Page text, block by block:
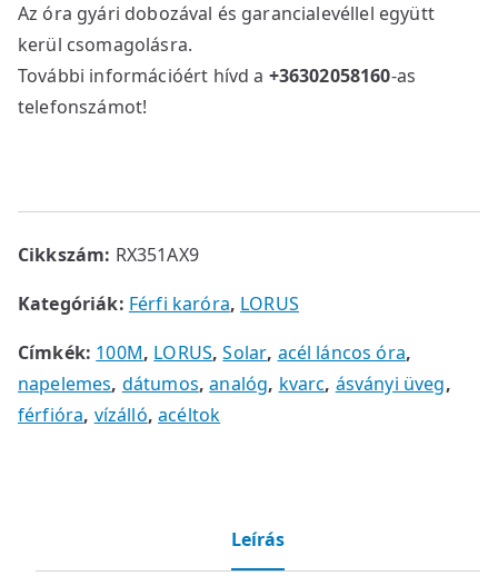
Az óra gyári dobozával és garancialevéllel együtt
kerül csomagolásra.
További információért hívd a +36302058160-as
telefonszámot!
Cikkszám: RX351AX9
Kategóriák: Férfi karóra, LORUS
Címkék: 100M, LORUS,Solar, acél láncos óra,
napelemes, dátumos,analóg, kvarc, ásványi üveg,
férfióra, vízálló,acéltok
Leírás